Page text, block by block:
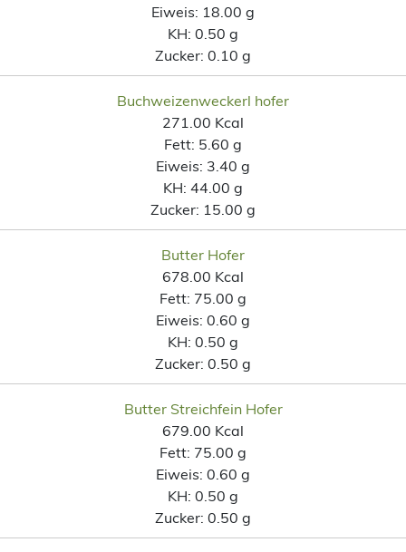
Eiweis: 18.00 g
KH: 0.50 g
Zucker: 0.10 g
Buchweizenweckerl hofer
271.00 Kcal
Fett: 5.60 g
Eiweis: 3.40 g
KH: 44.00 g
Zucker: 15.00 g
Butter Hofer
678.00 Kcal
Fett: 75.00 g
Eiweis: 0.60 g
KH: 0.50 g
Zucker: 0.50 g
Butter Streichfein Hofer
679.00 Kcal
Fett: 75.00 g
Eiweis: 0.60 g
KH: 0.50 g
Zucker: 0.50 g